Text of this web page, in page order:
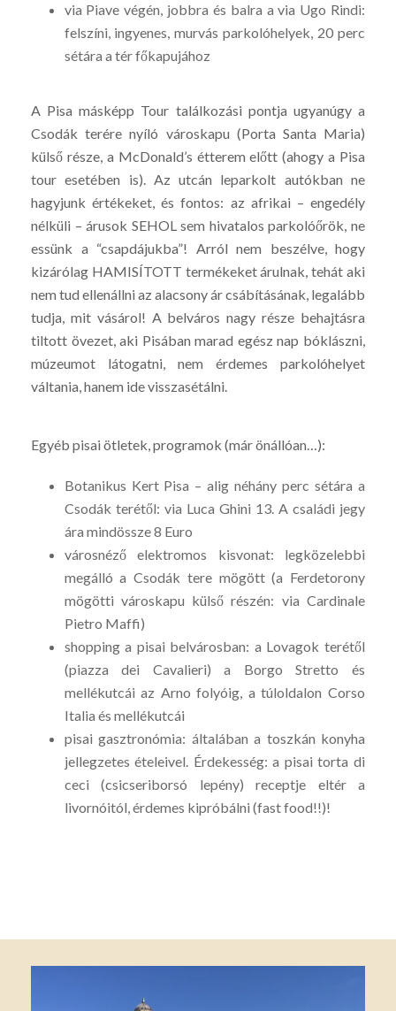
via Piave végén, jobbra és balra a via Ugo Rindi:
felszíni, ingyenes, murvás parkolóhelyek, 20 perc
sétára a tér főkapujához
A Pisa másképp Tour találkozási pontja ugyanúgy a
Csodák terére nyíló városkapu (Porta Santa Maria)
külső része, a McDonald’s étterem előtt (ahogy a Pisa
tour esetében is). Az utcán leparkolt autókban ne
hagyjunk értékeket, és fontos: az afrikai – engedély
nélküli – árusok SEHOL sem hivatalos parkolóőrök, ne
essünk a “csapdájukba”! Arról nem beszélve, hogy
kizárólag HAMISÍTOTT termékeket árulnak, tehát aki
nem tud ellenállni az alacsony ár csábításának, legalább
tudja, mit vásárol! A belváros nagy része behajtásra
tiltott övezet, aki Pisában marad egész nap bóklászni,
múzeumot látogatni, nem érdemes parkolóhelyet
váltania, hanem ide visszasétálni.
Egyéb pisai ötletek, programok (már önállóan…):
Botanikus Kert Pisa – alig néhány perc sétára a
Csodák terétől: via Luca Ghini 13. A családi jegy
ára mindössze 8 Euro
városnéző elektromos kisvonat: legközelebbi
megálló a Csodák tere mögött (a Ferdetorony
mögötti városkapu külső részén: via Cardinale
Pietro Maffi)
shopping a pisai belvárosban: a Lovagok terétől
(piazza dei Cavalieri) a Borgo Stretto és
mellékutcái az Arno folyóig, a túloldalon Corso
Italia és mellékutcái
pisai gasztronómia: általában a toszkán konyha
jellegzetes ételeivel. Érdekesség: a pisai torta di
ceci (csicseriborsó lepény) receptje eltér a
livornóitól, érdemes kipróbálni (fast food!!)!